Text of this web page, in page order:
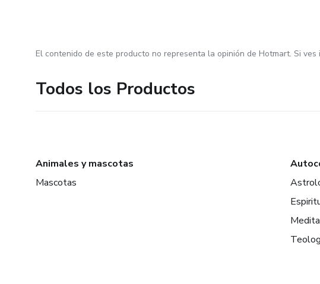
El contenido de este producto no representa la opinión de Hotmart. Si ves
Todos los Productos
Animales y mascotas
Mascotas